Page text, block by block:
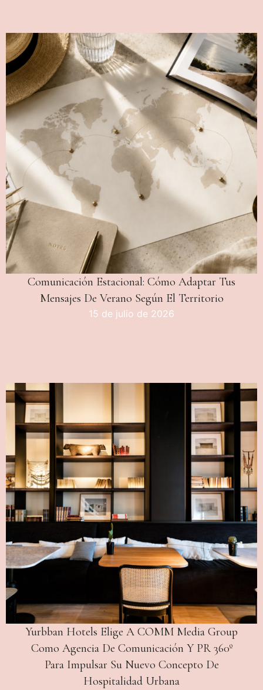
Comunicación Estacional: Cómo Adaptar Tus
Mensajes De Verano Según El Territorio
15 de julio de 2026
Yurbban Hotels Elige A COMM Media Group
Como Agencia De Comunicación Y PR 360º
Para Impulsar Su Nuevo Concepto De
Hospitalidad Urbana